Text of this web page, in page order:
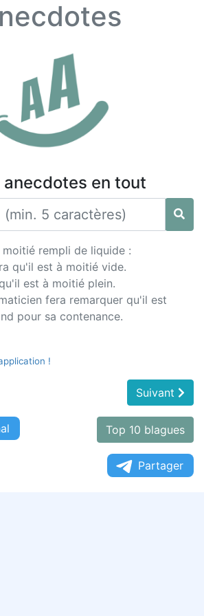
en tout
rempli de liquide :
qu'il est à moitié vide.
est à moitié plein.
fera remarquer qu'il est
pour sa contenance.
!
Suivant
Top 10 blagues
Partager